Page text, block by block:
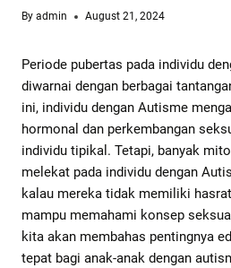
By admin August 21, 2024
Periode pubertas pada individu
diwarnai dengan berbagai
ini, individu dengan Autisme
hormonal dan perkembangan
individu tipikal. Tetapi, banyak
melekat pada individu dengan
kalau mereka tidak memiliki
mampu memahami konsep
kita akan membahas pentingnya
tepat bagi anak-anak dengan